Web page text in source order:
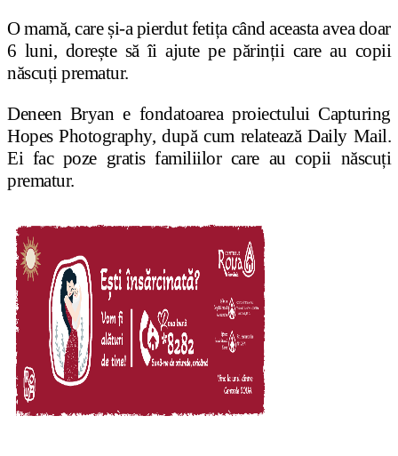
O mamă, care și-a pierdut fetița când aceasta avea doar
6 luni, dorește să îi ajute pe părinții care au copii
născuți prematur.
Deneen Bryan e fondatoarea proiectului Capturing
Hopes Photography, după cum relatează Daily Mail.
Ei fac poze gratis familiilor care au copii născuți
prematur.